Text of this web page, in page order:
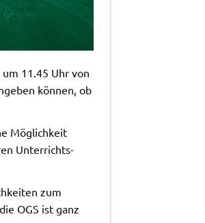
11.45 Uhr von
können, ob
Möglichkeit
Unterrichts-
zum
OGS ist ganz